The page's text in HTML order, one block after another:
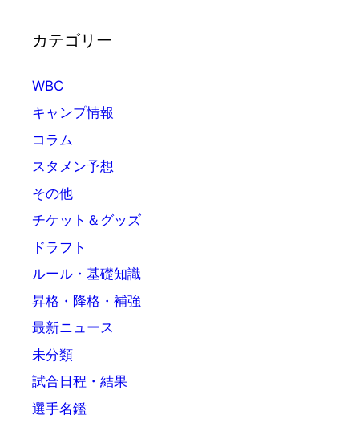
カテゴリー
WBC
キャンプ情報
コラム
スタメン予想
その他
チケット＆グッズ
ドラフト
ルール・基礎知識
昇格・降格・補強
最新ニュース
未分類
試合日程・結果
選手名鑑